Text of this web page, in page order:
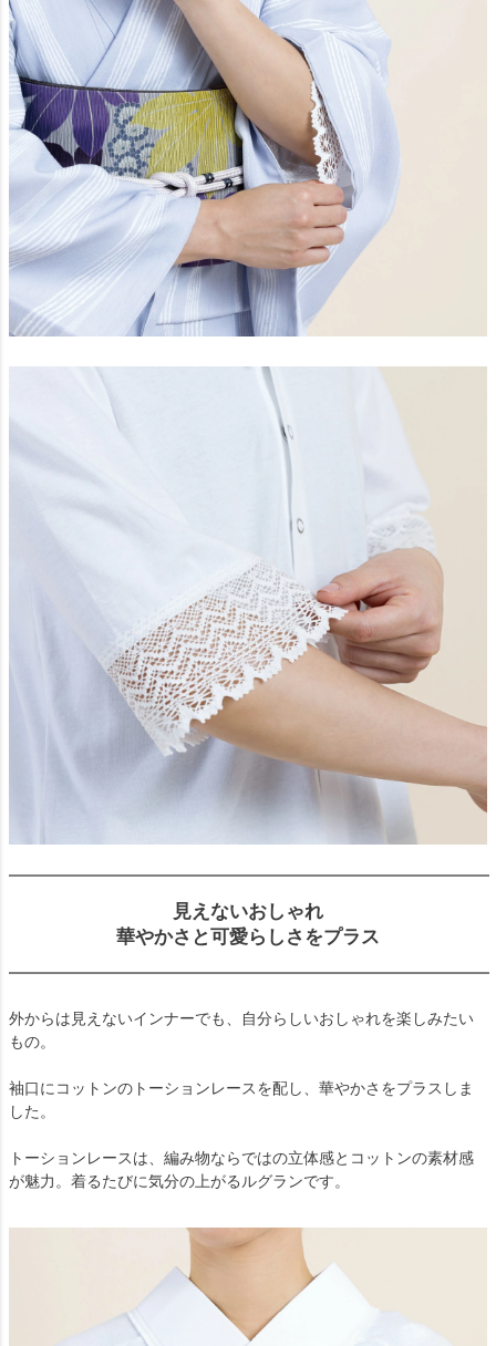
見えないおしゃれ
華やかさと可愛らしさをプラス
外からは見えないインナーでも、自分らしいおしゃれを楽しみたい
もの。
袖口にコットンのトーションレースを配し、華やかさをプラスしま
した。
トーションレースは、編み物ならではの立体感とコットンの素材感
が魅力。着るたびに気分の上がるルグランです。